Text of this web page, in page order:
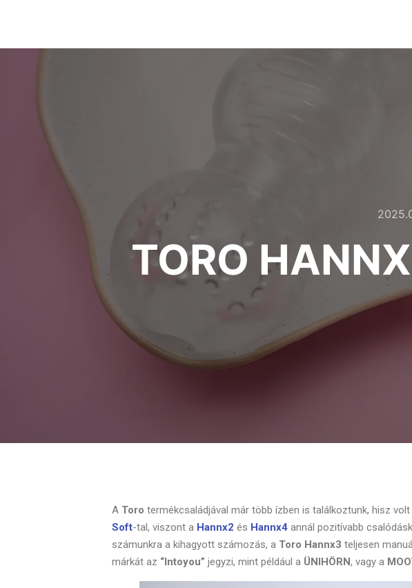
TORO
A Toro termékcsaládjával már több ízben is találkoztunk, hisz
Soft-tal, viszont a Hannx2 és Hannx4 annál pozitívabb
számunkra a kihagyott számozás, a Toro Hannx3 teljesen
márkát az “Intoyou” jegyzi, mint például a ÜNIHÖRN, vagy a